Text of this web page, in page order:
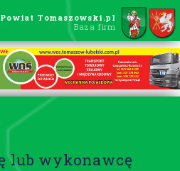
Powiat Tomaszowski.pl
Baza firm
lub wykonawcę